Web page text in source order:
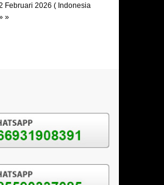
Februari 2026 ( Indonesia
»